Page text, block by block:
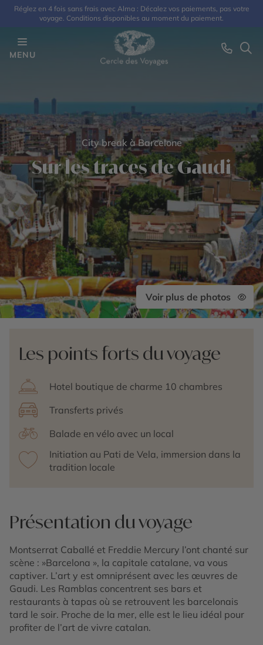
Réglez en 4 fois sans frais avec Alma : Décalez vos paiements, pas votre
voyage. Conditions disponibles au moment du paiement.
MENU
City break à Barcelone
Sur les traces de Gaudi
Voir plus de photos
Les points forts du voyage
Hotel boutique de charme 10 chambres
Transferts privés
Balade en vélo avec un local
Initiation au Pati de Vela, immersion dans la
tradition locale
Présentation du voyage
Montserrat Caballé et Freddie Mercury l’ont chanté sur
scène : »Barcelona », la capitale catalane, va vous
captiver. L’art y est omniprésent avec les œuvres de
Gaudi. Les Ramblas concentrent ses bars et
restaurants à tapas où se retrouvent les barcelonais
tard le soir. Proche de la mer, elle est le lieu idéal pour
profiter de l’art de vivre catalan.